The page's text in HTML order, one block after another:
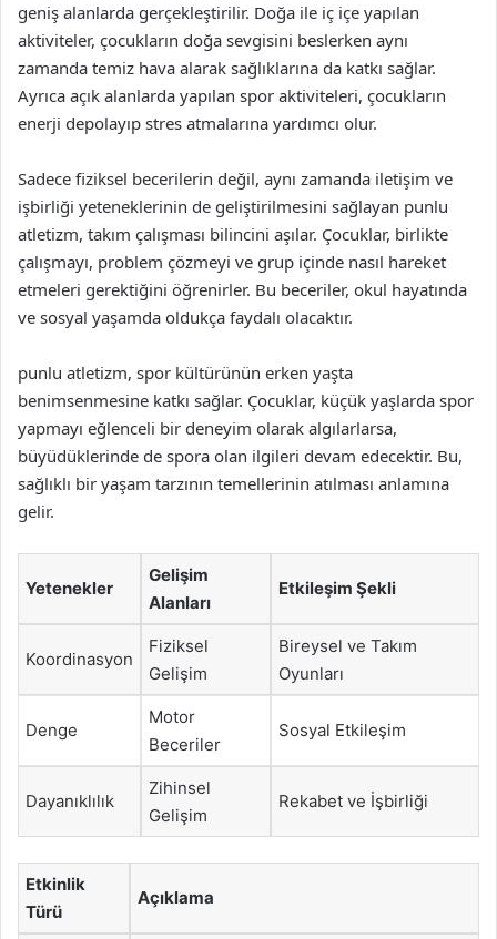
geniş alanlarda gerçekleştirilir. Doğa ile iç içe yapılan
aktiviteler, çocukların doğa sevgisini beslerken aynı
zamanda temiz hava alarak sağlıklarına da katkı sağlar.
Ayrıca açık alanlarda yapılan spor aktiviteleri, çocukların
enerji depolayıp stres atmalarına yardımcı olur.
Sadece fiziksel becerilerin değil, aynı zamanda iletişim ve
işbirliği yeteneklerinin de geliştirilmesini sağlayan punlu
atletizm, takım çalışması bilincini aşılar. Çocuklar, birlikte
çalışmayı, problem çözmeyi ve grup içinde nasıl hareket
etmeleri gerektiğini öğrenirler. Bu beceriler, okul hayatında
ve sosyal yaşamda oldukça faydalı olacaktır.
punlu atletizm, spor kültürünün erken yaşta
benimsenmesine katkı sağlar. Çocuklar, küçük yaşlarda spor
yapmayı eğlenceli bir deneyim olarak algılarlarsa,
büyüdüklerinde de spora olan ilgileri devam edecektir. Bu,
sağlıklı bir yaşam tarzının temellerinin atılması anlamına
gelir.
Yetenekler
Gelişim
Alanları
Etkileşim Şekli
Koordinasyon
Fiziksel
Gelişim
Bireysel ve Takım
Oyunları
Denge
Motor
Beceriler
Sosyal Etkileşim
Dayanıklılık
Zihinsel
Gelişim
Rekabet ve İşbirliği
Etkinlik
Türü
Açıklama